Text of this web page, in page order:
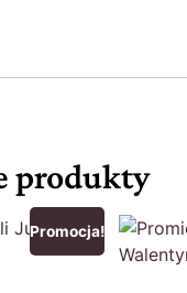
produkty
Promocja!